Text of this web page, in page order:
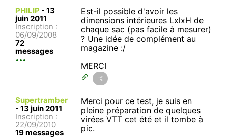
PHILIP - 13
juin 2011
Inscription :
06/09/2008
72
messages
Est-il possible d'avoir les
dimensions intérieures LxlxH de
chaque sac (pas facile à mesurer)
? Une idée de complément au
magazine :/
MERCI
Supertramber
- 13 juin 2011
Inscription :
22/09/2010
19 messages
Merci pour ce test, je suis en
pleine préparation de quelques
virées VTT cet été et il tombe à
pic.